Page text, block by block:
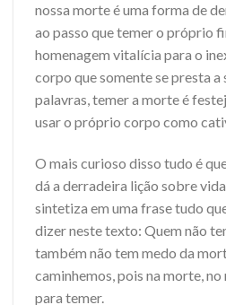
nossa morte é uma forma de
ao passo que temer o próprio
homenagem vitalícia para o
corpo que somente se presta a
palavras, temer a morte é
usar o próprio corpo como
O mais curioso disso tudo é
dá a derradeira lição sobre
sintetiza em uma frase tudo
dizer neste texto: Quem não
também não tem medo da
caminhemos, pois na morte, no
para temer.